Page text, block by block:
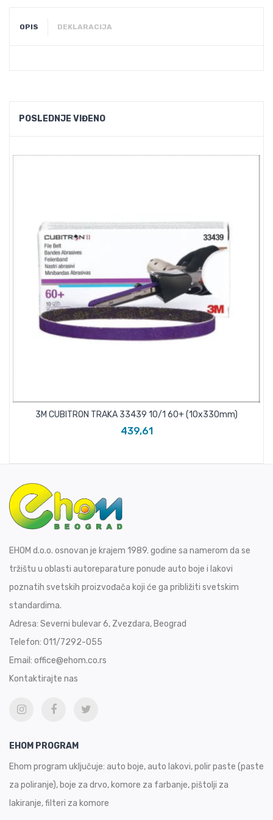
OPIS DEKLARACIJA
POSLEDNJE VIĐENO
3M CUBITRON TRAKA 33439 10/1 60+ (10x330mm)
439,61
EHOM d.o.o. osnovan je krajem 1989. godine sa namerom da se
tržištu u oblasti autoreparature ponude auto boje i lakovi
poznatih svetskih proizvođača koji će ga približiti svetskim
standardima.
Adresa: Severni bulevar 6, Zvezdara, Beograd
Telefon: 011/7292-055
Email: office@ehom.co.rs
Kontaktirajte nas
EHOM PROGRAM
Ehom program uključuje: auto boje, auto lakovi, polir paste (paste
za poliranje), boje za drvo, komore za farbanje, pištolji za
lakiranje, filteri za komore